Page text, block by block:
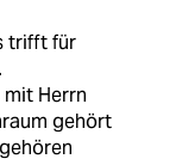
trifft für
Herrn
gehört